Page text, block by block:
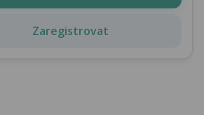
Zaregistrovat